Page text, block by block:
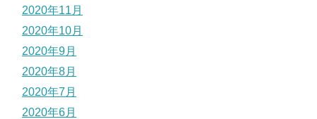
2020年11月
2020年10月
2020年9月
2020年8月
2020年7月
2020年6月